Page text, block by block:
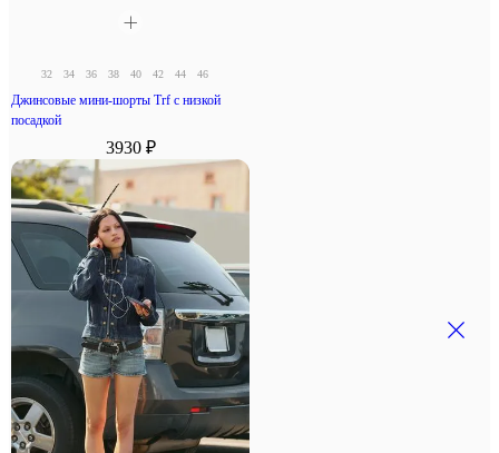
32 34 36 38 40 42 44 46
Джинсовые мини-шорты Trf с низкой
посадкой
3930 ₽